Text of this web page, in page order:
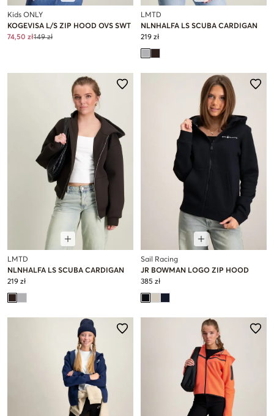
Kids ONLY
KOGEVISA L/S ZIP HOOD OVS SWT
74,50 zł149 zł
LMTD
NLNHALFA LS SCUBA CARDIGAN
219 zł
LMTD
NLNHALFA LS SCUBA CARDIGAN
219 zł
Sail Racing
JR BOWMAN LOGO ZIP HOOD
385 zł